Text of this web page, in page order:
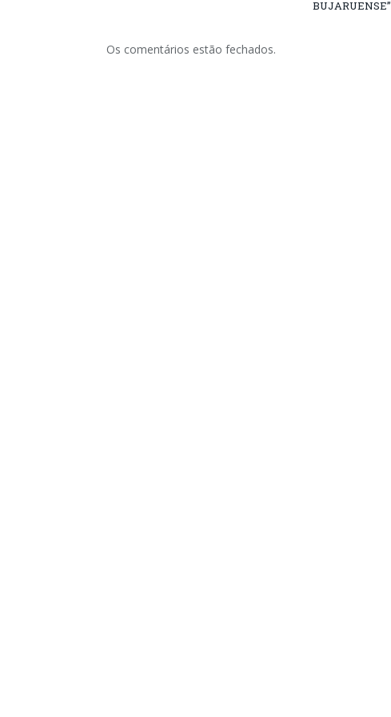
BUJARUENSE”
Os comentários estão fechados.